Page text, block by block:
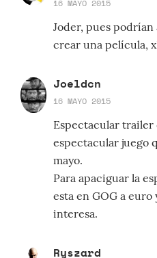
16 MAYO 2015
Joder, pues
crear una película,
Joeldcn
16 MAYO 2015
Espectacular
espectacular juego
mayo.
Para apaciguar la
esta en GOG a
interesa.
Ryszard